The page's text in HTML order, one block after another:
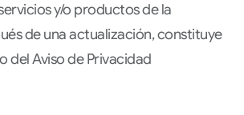
y/o productos de la
de una actualización, constituye
del Aviso de Privacidad